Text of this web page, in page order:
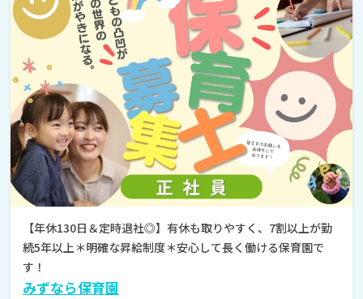
【年休130日＆定時退社◎】有休も取りやすく、7割以上が勤
続5年以上＊明確な昇給制度＊安心して長く働ける保育園で
す！
みずなら保育園